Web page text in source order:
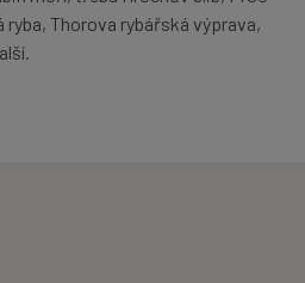
ryba, Thorova rybářská výprava,